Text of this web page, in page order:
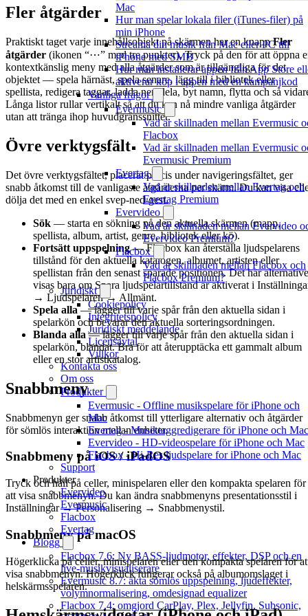
Mac
Hur man spelar lokala filer (iTunes-filer) på
min iPhone
Streama din musik från Mac eller PC till
iPhone med SMB
Hur man installerar appen från App Store
aktiverar köp i appen med en kampanjkod
Vanliga frågor
Evermusic
Vad är skillnaden mellan Evermusic
Flacbox
Vad är skillnaden mellan Evermusic
Evermusic Premium
Evertag
Vad är skillnaden mellan Evertag och
Evertag Premium
Evervideo
Vad är skillnaden mellan Evervideo
Evervideo Premium?
Flacbox
Vad är skillnaden mellan Flacbox och
Flacbox Premium?
Juridiskt
Cookiepolicy
Integritetspolicy
Juridiskt meddelande
Licensavtal
Villkor
Kontakta oss
Om oss
Produkter
Evermusic - Offline musikspelare för iPhone och
Mac
Evertag - Musiktaggredigerare för iPhone och Mac
Evervideo - HD-videospelare för iPhone och Mac
Flacbox - Hi-Res ljudspelare for iPhone och Mac
Support
Produkter
Evervideo
Evermusic
Flacbox
Evertag
Blogg
Flacbox 7.6: Ny BASS-ljudmotor, effekter, DSP och en
live-musikvisualiserare
Evermusic 8.7: äkta sömlös uppspelning, ljudeffekter,
volymnormalisering, omdesignad equalizer
Flacbox 7.4: omgjord CarPlay, Plex, Jellyfin, Subsonic,
Fler åtgärder
Praktiskt taget varje innehållsobjekt på skärmen har en knappFler
åtgärder (ikonen “⋯” med tre punkter). Tryck på den för att öppna
kontextkänslig meny med alla åtgärder som är tillgängliga för det
objektet — spela härnäst, spela senare, lägg till i bibliotek eller
spellista, redigera taggar, ladda ner, dela, byt namn, flytta och så
Långa listor rullar vertikalt så att du kan nå mindre vanliga åtgärder
utan att tränga ihop huvudgränssnittet.
Övre verktygsfält
Det övre verktygsfältet, placerat precis under navigeringsfältet, ger
snabb åtkomst till de vanligaste åtgärderna per skärm. Du kan visa
dölja det med en enkel svep-ned-gest.
Sök — starta en sökning på den aktuella skärmen (mapp,
spellista, album, artist, genre, bibliotek eller kö).
Fortsätt uppspelning— Flacbox kan återställa ljudspelarens
tillstånd för den aktuella katalogen, albumet, artisten eller
spellistan från den senast sparade positionen. Det här
visas bara om Spara ljudspelartillstånd är aktiverat i
→ Ljudspelaren → Allmänt.
Spela alla— lägger till varje spår från den aktuella sidan i
spelarkön och bevarar den aktuella sorteringsordningen.
Blanda alla — lägger till varje spår från den aktuella sidan i
spelarkön, blandat. Bra för att återupptäcka ett gammalt album
eller en stor artistkatalog.
Snabbmeny
Snabbmenyn ger snabb åtkomst till ytterligare alternativ och åtgärder
för sömlös interaktion mellan enheter.
Snabbmeny på iOS / iPadOS
Tryck och håll på celler, minispelaren eller den kompakta spelaren för
att visa snabbmenyn. Du kan ändra snabbmenyns presentationsstil i
Inställningar → Personalisering → Snabbmenystil.
Snabbmeny på macOS
Högerklicka på celler, minispelaren eller den kompakta spelaren för
visa snabbmenyn. Högerklick fungerar också på albumomslaget i
helskärmsspelaren.